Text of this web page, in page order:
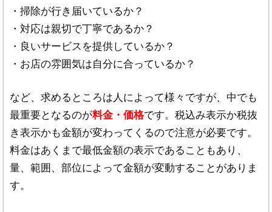
・掃除が行き届いているか？
・対応は親切で丁寧であるか？
・良いサービスを提供しているか？
・お店の雰囲気は自分に合っているか？
など、求めるところは人によって様々ですが、中でも
最重要となるのが料金・価格です。税込み表示か税抜
き表示かも金額が変わってくるので注意が必要です。
料金はあくまで最低金額の表示であることもあり、
量、範囲、部位によって金額が変動することがありま
す。